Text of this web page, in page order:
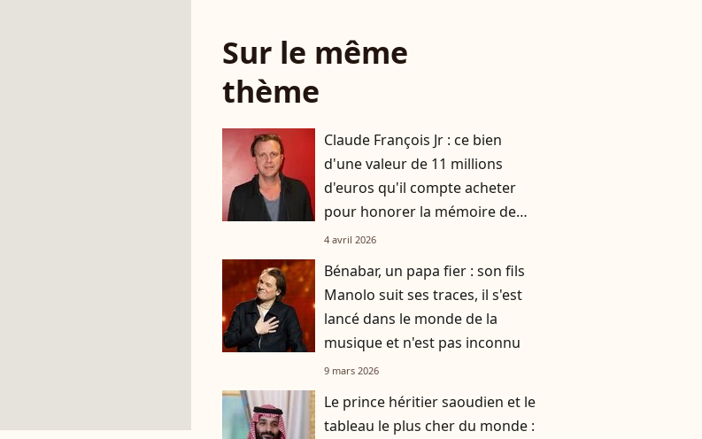
Sur le même
thème
Claude François Jr : ce bien
d'une valeur de 11 millions
d'euros qu'il compte acheter
pour honorer la mémoire de
son père Claude François
4 avril 2026
Bénabar, un papa fier : son fils
Manolo suit ses traces, il s'est
lancé dans le monde de la
musique et n'est pas inconnu
9 mars 2026
Le prince héritier saoudien et le
tableau le plus cher du monde :